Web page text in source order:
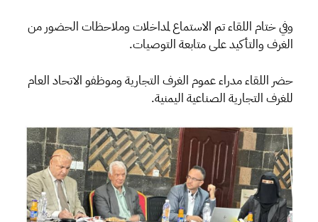
وفي ختام اللقاء تم الاستماع لمداخلات وملاحظات الحضور من
الغرف والتأكيد على متابعة التوصيات.
حضر اللقاء مدراء عموم الغرف التجارية وموظفو الاتحاد العام
للغرف التجارية الصناعية اليمنية.